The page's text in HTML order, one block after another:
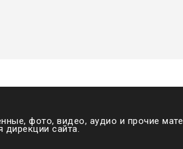
фото, видео, аудио и прочие
дирекции сайта.